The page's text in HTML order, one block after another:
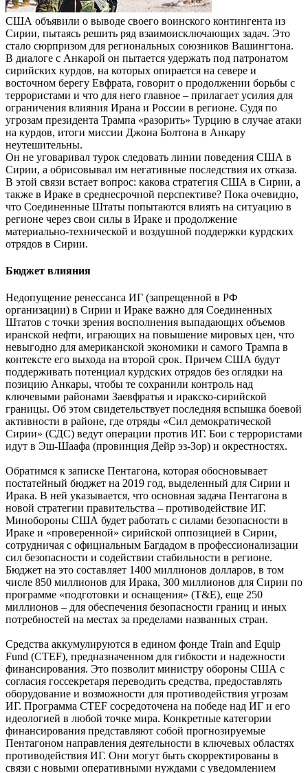
США объявили о выводе своего воинского контингента из
Сирии, пытаясь решить ряд взаимоисключающих задач. Это
стало сюрпризом для региональных союзников Вашингтона.
В диалоге с Анкарой он пытается удержать под патронатом
сирийских курдов, на которых опирается на севере и
восточном берегу Евфрата, говорит о продолжении борьбы с
террористами и что для него главное – прилагает усилия для
ограничения влияния Ирана и России в регионе. Судя по
угрозам президента Трампа «разорить» Турцию в случае атаки
на курдов, итоги миссии Джона Болтона в Анкару
неутешительны.
Он не уговаривал турок следовать линии поведения США в
Сирии, а обрисовывал им негативные последствия их отказа.
В этой связи встает вопрос: какова стратегия США в Сирии, а
также в Ираке в среднесрочной перспективе? Пока очевидно,
что Соединенные Штаты попытаются влиять на ситуацию в
регионе через свои силы в Ираке и продолжение
материально-технической и воздушной поддержки курдских
отрядов в Сирии.
Бюджет влияния
Недопущение ренессанса ИГ (запрещенной в РФ
организации) в Сирии и Ираке важно для Соединенных
Штатов с точки зрения восполнения выпадающих объемов
иранской нефти, играющих на повышение мировых цен, что
невыгодно для американской экономики и самого Трампа в
контексте его выхода на второй срок. Причем США будут
поддерживать потенциал курдских отрядов без оглядки на
позицию Анкары, чтобы те сохранили контроль над
ключевыми районами Заевфратья и иракско-сирийской
границы. Об этом свидетельствует последняя вспышка боевой
активности в районе, где отряды «Сил демократической
Сирии» (СДС) ведут операции против ИГ. Бои с террористами
идут в Эш-Шаафа (провинция Дейр эз-Зор) и окрестностях.
Обратимся к записке Пентагона, которая обосновывает
постатейный бюджет на 2019 год, выделенный для Сирии и
Ирака. В ней указывается, что основная задача Пентагона в
новой стратегии правительства – противодействие ИГ.
Минобороны США будет работать с силами безопасности в
Ираке и «проверенной» сирийской оппозицией в Сирии,
сотрудничая с официальным Багдадом в профессионализации
сил безопасности и содействии стабильности в регионе.
Бюджет на это составляет 1400 миллионов долларов, в том
числе 850 миллионов для Ирака, 300 миллионов для Сирии по
программе «подготовки и оснащения» (Т&Е), еще 250
миллионов – для обеспечения безопасности границ и иных
потребностей на местах за пределами названных стран.
Средства аккумулируются в едином фонде Train and Equip
Fund (CTEF), предназначенном для гибкости и надежности
финансирования. Это позволит министру обороны США с
согласия госсекретаря переводить средства, предоставлять
оборудование и возможности для противодействия угрозам
ИГ. Программа CTEF сосредоточена на победе над ИГ и его
идеологией в любой точке мира. Конкретные категории
финансирования представляют собой прогнозируемые
Пентагоном направления деятельности в ключевых областях
противодействия ИГ. Они могут быть скорректированы в
связи с новыми оперативными нуждами с уведомлением